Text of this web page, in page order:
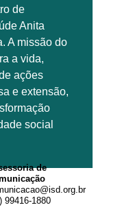
de
Anita
A missão do
a vida,
ações
e extensão,
social
de
99416-1880